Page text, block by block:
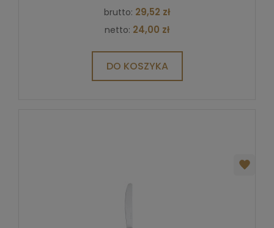
brutto: 29,52 zł
netto: 24,00 zł
DO KOSZYKA